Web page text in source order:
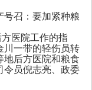
号召：要加紧种粮
医院工作的指
川一带的轻伤员转
地后方医院和粮食
令员倪志亮、政委